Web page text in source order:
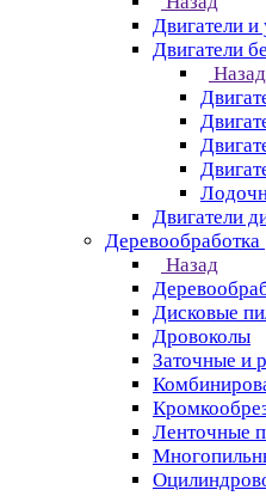
Двигатели
Двигатели
Назад
Двигатели
Деревообработка
Назад
Дисковые
Дровоколы
Заточные и
Ленточные